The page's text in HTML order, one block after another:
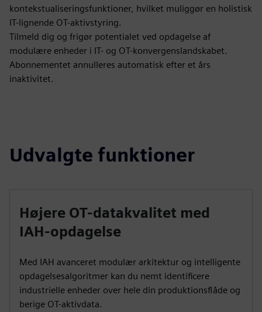
kontekstualiseringsfunktioner, hvilket muliggør en holistisk
IT-lignende OT-aktivstyring.
Tilmeld dig og frigør potentialet ved opdagelse af
modulære enheder i IT- og OT-konvergenslandskabet.
Abonnementet annulleres automatisk efter et års
inaktivitet.
Udvalgte funktioner
Højere OT-datakvalitet med
IAH-opdagelse
Med IAH avanceret modulær arkitektur og intelligente
opdagelsesalgoritmer kan du nemt identificere
industrielle enheder over hele din produktionsflåde og
berige OT-aktivdata.